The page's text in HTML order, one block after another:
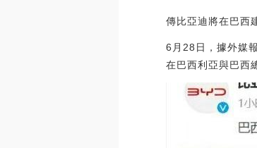
傳比亞迪將在巴西
6月28日，據外媒
在巴西利亞與巴西